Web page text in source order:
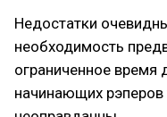
Недостатки
необходимость
ограниченное время
начинающих рэперов